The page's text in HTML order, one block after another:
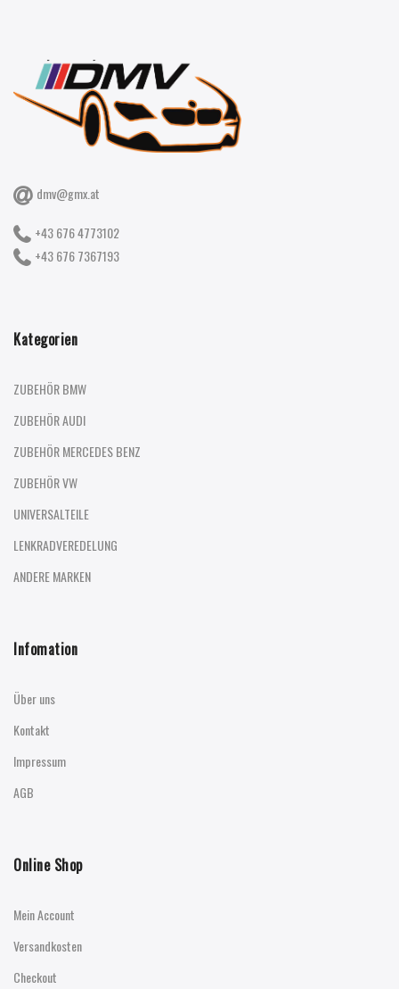
dmv@gmx.at
+43 676 4773102
+43 676 7367193
Kategorien
ZUBEHÖR BMW
ZUBEHÖR AUDI
ZUBEHÖR MERCEDES BENZ
ZUBEHÖR VW
UNIVERSALTEILE
LENKRADVEREDELUNG
ANDERE MARKEN
Infomation
Über uns
Kontakt
Impressum
AGB
Online Shop
Mein Account
Versandkosten
Checkout